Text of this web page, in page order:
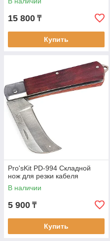
15 800 ₸
Купить
Pro'sKit PD-994 Складной
нож для резки кабеля
В наличии
5 900 ₸
Купить